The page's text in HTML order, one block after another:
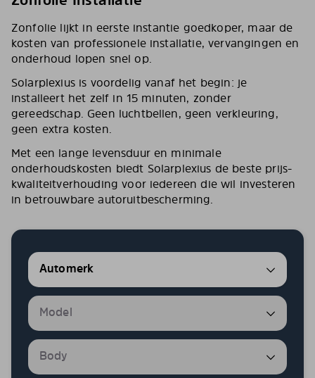
Zonfolie lijkt in eerste instantie goedkoper, maar de
kosten van professionele installatie, vervangingen en
onderhoud lopen snel op.
Solarplexius is voordelig vanaf het begin: je
installeert het zelf in 15 minuten, zonder
gereedschap. Geen luchtbellen, geen verkleuring,
geen extra kosten.
Met een lange levensduur en minimale
onderhoudskosten biedt Solarplexius de beste prijs-
kwaliteitverhouding voor iedereen die wil investeren
in betrouwbare autoruitbescherming.